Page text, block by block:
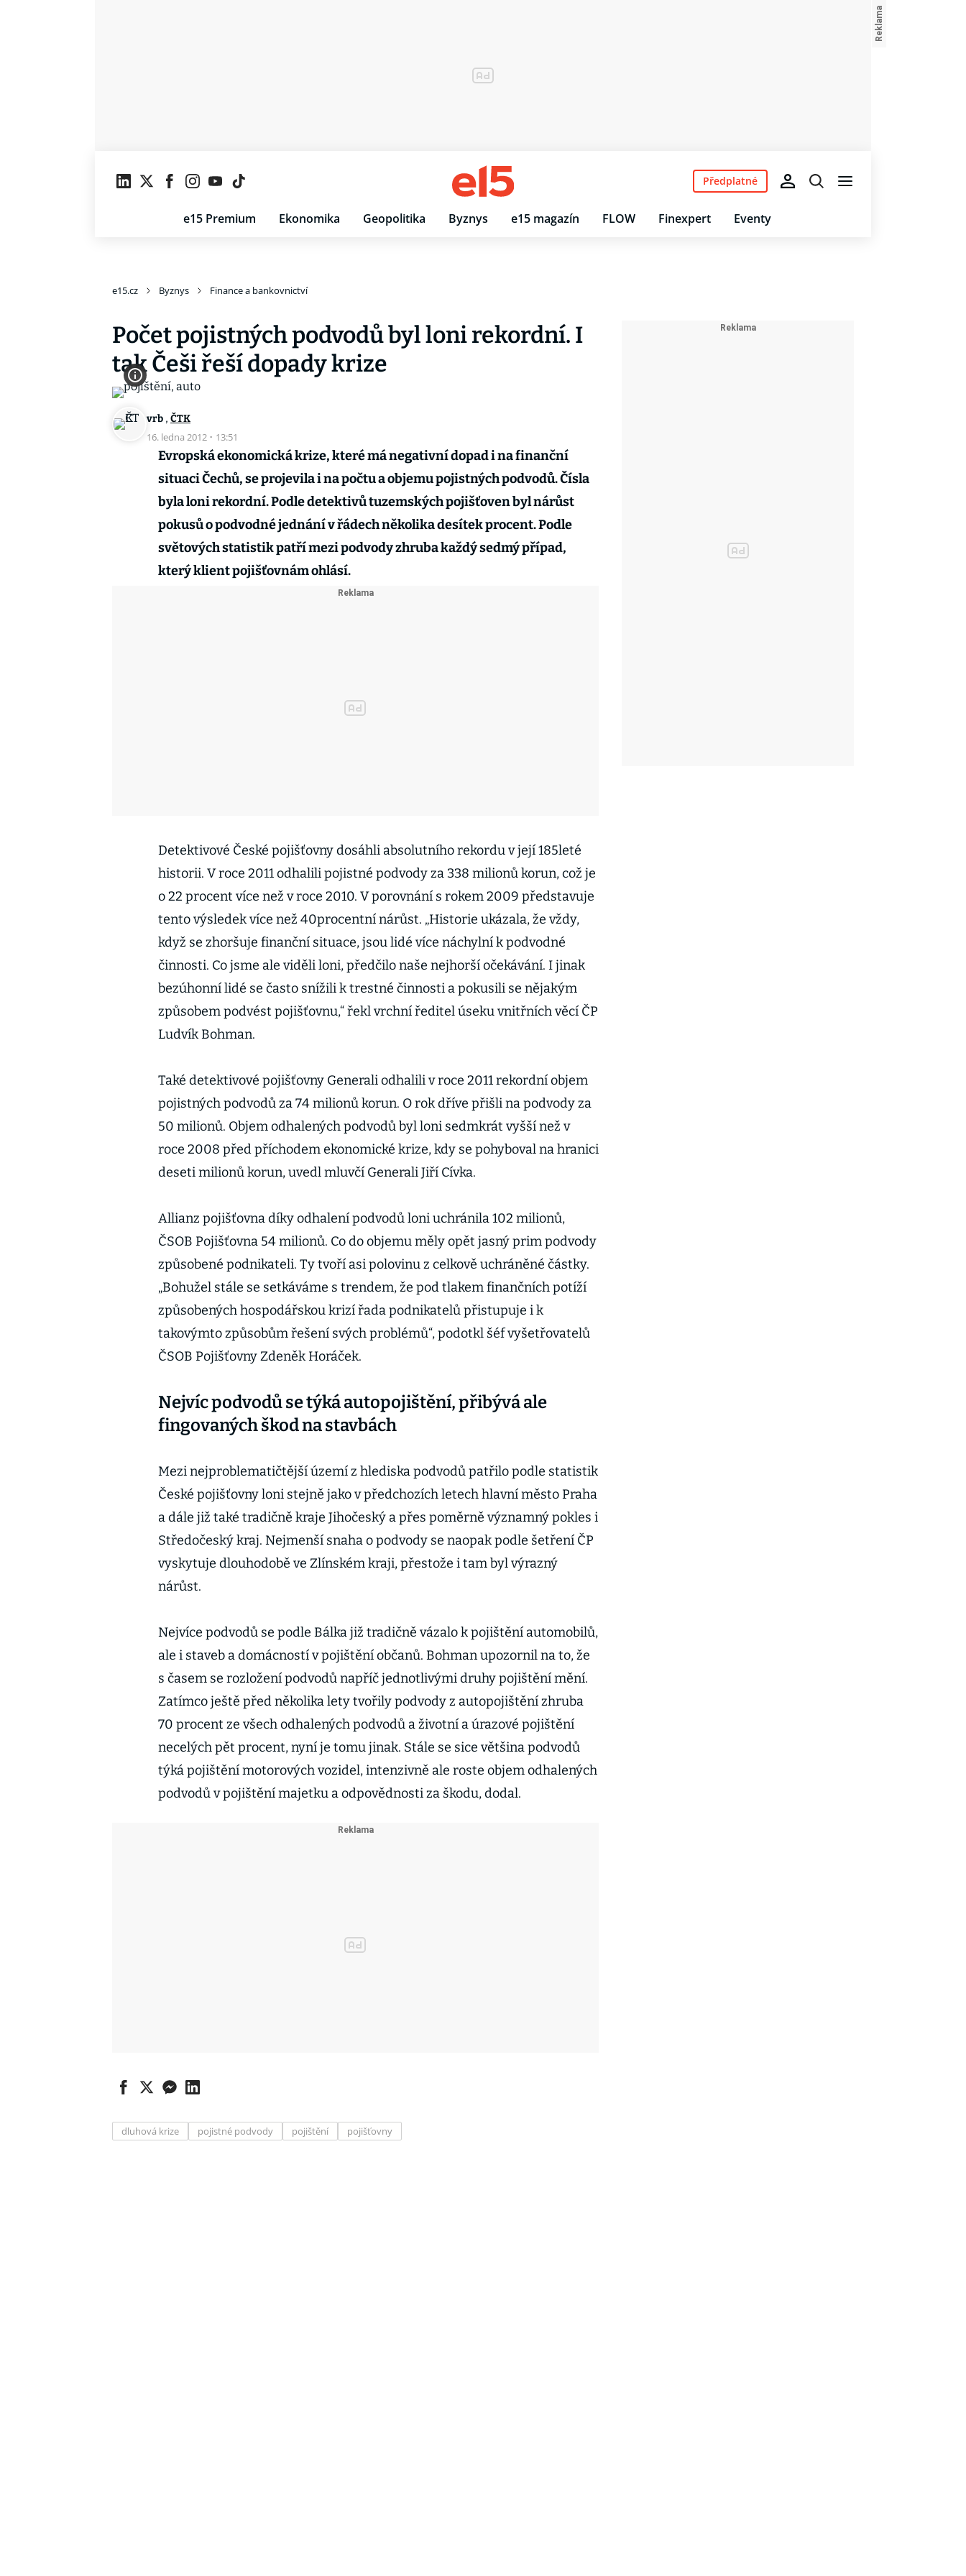
e15 Premium Ekonomika Geopolitika Byznys e15 magazín FLOW Finexpert Eventy
Předplatné
e15.cz Byznys Finance a bankovnictví
Počet pojistných podvodů byl loni rekordní. I
tak Češi řeší dopady krize
vrb , ČTK
16. ledna 2012 · 13:51
Evropská ekonomická krize, které má negativní dopad i na finanční
situaci Čechů, se projevila i na počtu a objemu pojistných podvodů. Čísla
byla loni rekordní. Podle detektivů tuzemských pojišťoven byl nárůst
pokusů o podvodné jednání v řádech několika desítek procent. Podle
světových statistik patří mezi podvody zhruba každý sedmý případ,
který klient pojišťovnám ohlásí.
Detektivové České pojišťovny dosáhli absolutního rekordu v její 185leté
historii. V roce 2011 odhalili pojistné podvody za 338 milionů korun, což je
o 22 procent více než v roce 2010. V porovnání s rokem 2009 představuje
tento výsledek více než 40procentní nárůst. „Historie ukázala, že vždy,
když se zhoršuje finanční situace, jsou lidé více náchylní k podvodné
činnosti. Co jsme ale viděli loni, předčilo naše nejhorší očekávání. I jinak
bezúhonní lidé se často snížili k trestné činnosti a pokusili se nějakým
způsobem podvést pojišťovnu,“ řekl vrchní ředitel úseku vnitřních věcí ČP
Ludvík Bohman.
Také detektivové pojišťovny Generali odhalili v roce 2011 rekordní objem
pojistných podvodů za 74 milionů korun. O rok dříve přišli na podvody za
50 milionů. Objem odhalených podvodů byl loni sedmkrát vyšší než v
roce 2008 před příchodem ekonomické krize, kdy se pohyboval na hranici
deseti milionů korun, uvedl mluvčí Generali Jiří Cívka.
Allianz pojišťovna díky odhalení podvodů loni uchránila 102 milionů,
ČSOB Pojišťovna 54 milionů. Co do objemu měly opět jasný prim podvody
způsobené podnikateli. Ty tvoří asi polovinu z celkově uchráněné částky.
„Bohužel stále se setkáváme s trendem, že pod tlakem finančních potíží
způsobených hospodářskou krizí řada podnikatelů přistupuje i k
takovýmto způsobům řešení svých problémů“, podotkl šéf vyšetřovatelů
ČSOB Pojišťovny Zdeněk Horáček.
Nejvíc podvodů se týká autopojištění, přibývá ale
fingovaných škod na stavbách
Mezi nejproblematičtější území z hlediska podvodů patřilo podle statistik
České pojišťovny loni stejně jako v předchozích letech hlavní město Praha
a dále již také tradičně kraje Jihočeský a přes poměrně významný pokles i
Středočeský kraj. Nejmenší snaha o podvody se naopak podle šetření ČP
vyskytuje dlouhodobě ve Zlínském kraji, přestože i tam byl výrazný
nárůst.
Nejvíce podvodů se podle Bálka již tradičně vázalo k pojištění automobilů,
ale i staveb a domácností v pojištění občanů. Bohman upozornil na to, že
s časem se rozložení podvodů napříč jednotlivými druhy pojištění mění.
Zatímco ještě před několika lety tvořily podvody z autopojištění zhruba
70 procent ze všech odhalených podvodů a životní a úrazové pojištění
necelých pět procent, nyní je tomu jinak. Stále se sice většina podvodů
týká pojištění motorových vozidel, intenzivně ale roste objem odhalených
podvodů v pojištění majetku a odpovědnosti za škodu, dodal.
dluhová krize pojistné podvody pojištění pojišťovny